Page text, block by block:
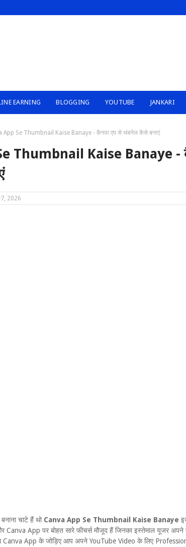
EARNING BLOGGING YOUTUBE JANKARI
App Se Thumbnail Kaise Banaye - कैनवा एप से थंबनेल कैसे बनाएं
Thumbnail Kaise Banaye -
2026
चाटे हैं थो Canva App Se Thumbnail Kaise Banaye
Canva App पर बोहत सारे फीचर्स मौजूद हैं जिनका इस्तेमाल यूजर
App के जोड़िए आप अपने YouTube Video के लिए